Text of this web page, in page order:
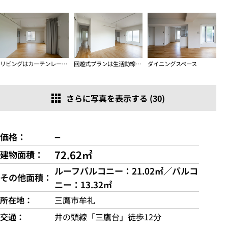
リビングはカーテンレールで仕切ることも可能 回遊式プランは生活動線がとてもよい ダイニングスペース
さらに写真を表示する (30)
価格 −
建物面積 72.62㎡
その他面積
ルーフバルコニー：21.02㎡／バルコ
ニー：13.32㎡
所在地
三鷹市牟礼
交通
井の頭線「三鷹台」徒歩12分